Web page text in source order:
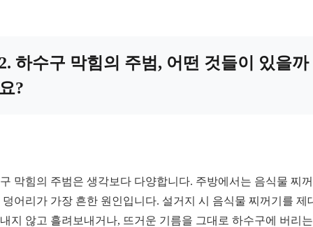
하수구 막힘의 주범, 어떤 것들이 있을까
?
막힘의 주범은 생각보다 다양합니다. 주방에서는 음식물 찌
덩어리가 가장 흔한 원인입니다. 설거지 시 음식물 찌꺼기를 제
지 않고 흘려보내거나, 뜨거운 기름을 그대로 하수구에 버리